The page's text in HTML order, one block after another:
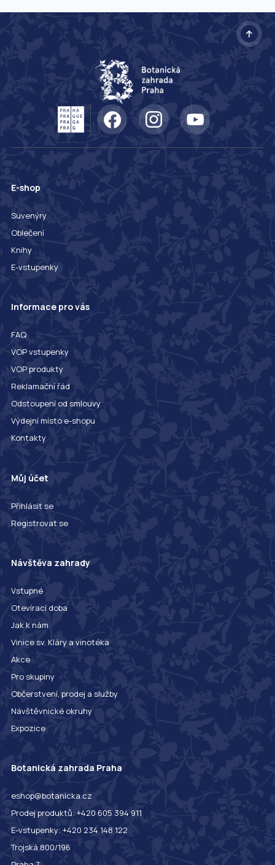
E-shop
Suvenýry
Oblečení
Knihy
E-vstupenky
Informace pro vás
FAQ
VOP vstupenky
VOP produkty
Reklamační řád
Odstoupení od smlouvy
Výdejní místo e-shopu
Kontakty
Můj účet
Přihlásit se
Registrovat se
Návštěva zahrady
Vstupné
Otevírací doba
Jak k nám
Vinice sv. Kláry a vinotéka
Akce
Pro skupiny
Občerstvení, prodej a služby
Návštěvnické okruhy
Expozice
Botanická zahrada Praha
eshop@botanicka.cz
Prodej produktů: +420 605 394 911
E-vstupenky: +420 234 148 122
Trojská 800/196